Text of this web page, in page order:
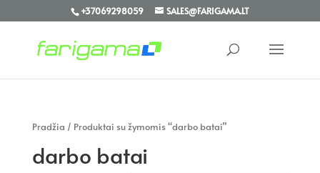
+37069298059 SALES@FARIGAMA.LT
Pradžia / Produktai su žymomis “darbo batai”
darbo batai